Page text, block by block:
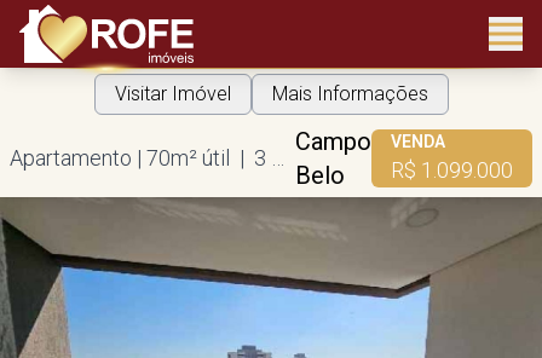
Campo
Belo
VENDA
R$ 1.099.000
Visitar Imóvel Mais Informações